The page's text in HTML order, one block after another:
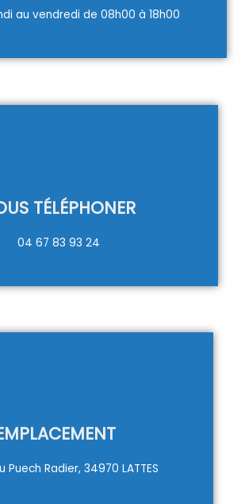
au vendredi de 08h00 à 18h00
TÉLÉPHONER
04 67 83 93 24
Puech Radier, 34970 LATTES